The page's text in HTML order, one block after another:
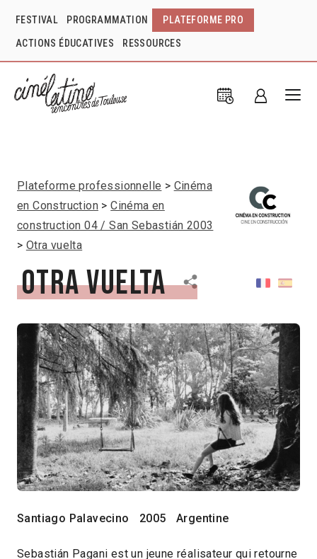
FESTIVAL PROGRAMMATION PLATEFORME PRO
ACTIONS ÉDUCATIVES RESSOURCES
Plateforme professionnelle
Cinéma
en Construction
Cinéma en
construction 04 / San Sebastián 2003
Otra vuelta
Otra vuelta
Santiago Palavecino 2005 Argentine
Sebastián Pagani est un jeune réalisateur qui retourne